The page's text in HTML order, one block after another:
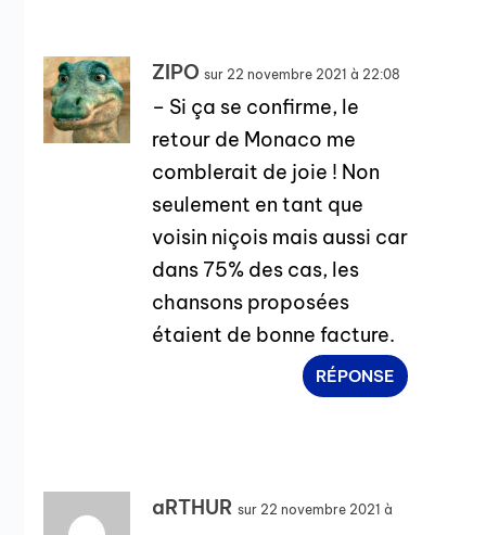
ZIPO sur 22 novembre 2021 à 22:08
– Si ça se confirme, le
retour de Monaco me
comblerait de joie ! Non
seulement en tant que
voisin niçois mais aussi car
dans 75% des cas, les
chansons proposées
étaient de bonne facture.
RÉPONSE
aRTHUR sur 22 novembre 2021 à